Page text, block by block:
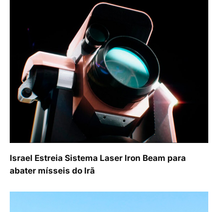
Israel Estreia Sistema Laser Iron Beam para
abater mísseis do Irã